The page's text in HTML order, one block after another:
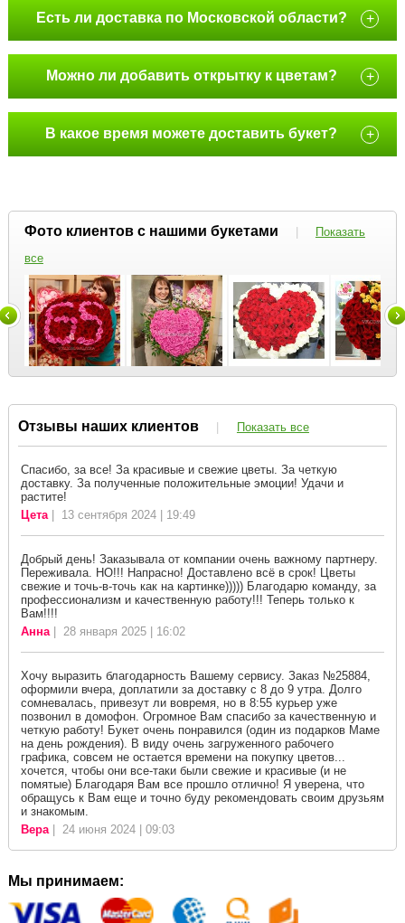
Есть ли доставка по Московской области? +
Можно ли добавить открытку к цветам? +
В какое время можете доставить букет? +
Фото клиентов с нашими букетами |
Показать
все
Отзывы наших клиентов | Показать все
Спасибо, за все! За красивые и свежие цветы. За четкую
доставку. За полученные положительные эмоции! Удачи и
растите!
Цета| 13 сентября 2024 | 19:49
Добрый день! Заказывала от компании очень важному партнеру.
Переживала. НО!!! Напрасно! Доставлено всё в срок! Цветы
свежие и точь-в-точь как на картинке))))) Благодарю команду, за
профессионализм и качественную работу!!! Теперь только к
Вам!!!!
Анна| 28 января 2025 | 16:02
Хочу выразить благодарность Вашему сервису. Заказ №25884,
оформили вчера, доплатили за доставку с 8 до 9 утра. Долго
сомневалась, привезут ли вовремя, но в 8:55 курьер уже
позвонил в домофон. Огромное Вам спасибо за качественную и
четкую работу! Букет очень понравился (один из подарков Маме
на день рождения). В виду очень загруженного рабочего
графика, совсем не остается времени на покупку цветов...
хочется, чтобы они все-таки были свежие и красивые (и не
помятые) Благодаря Вам все прошло отлично! Я уверена, что
обращусь к Вам еще и точно буду рекомендовать своим друзьям
и знакомым.
Вера| 24 июня 2024 | 09:03
Мы принимаем: